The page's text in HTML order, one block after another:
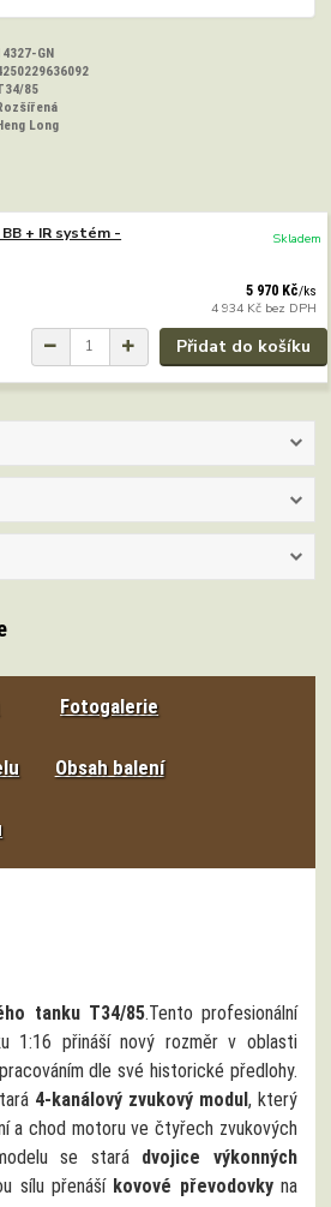
GN
85
Long
+ IR systém -
5 970 Kč/ks
4 934 Kč bez DPH
Skladem
Přidat do košíku
Fotogalerie
Obsah balení
tanku T34/85.Tento profesionální
1:16 přináší nový rozměr v oblasti
dle své historické předlohy.
4-kanálový zvukový modul, který
a chod motoru ve čtyřech zvukových
se stará dvojice výkonných
sílu přenáší kovové převodovkyna